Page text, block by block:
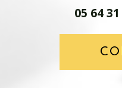
05 64